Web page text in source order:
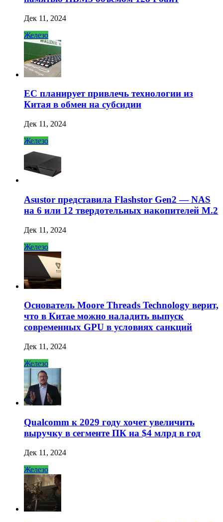
Дек 11, 2024
Железо
ЕС планирует привлечь технологии из
Китая в обмен на субсидии
Дек 11, 2024
Железо
Asustor представила Flashstor Gen2 — NAS
на 6 или 12 твердотельных накопителей M.2
Дек 11, 2024
Железо
Основатель Moore Threads Technology верит,
что в Китае можно наладить выпуск
современных GPU в условиях санкций
Дек 11, 2024
Железо
Qualcomm к 2029 году хочет увеличить
выручку в сегменте ПК на $4 млрд в год
Дек 11, 2024
Железо